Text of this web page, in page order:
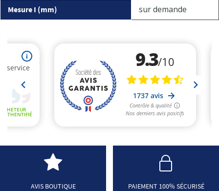
Mesure I (mm) sur demande
AVIS BOUTIQUE
PAIEMENT 100% SÉCURISÉ